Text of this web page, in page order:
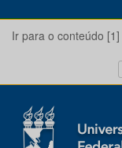
Ir para o conteúdo [1]